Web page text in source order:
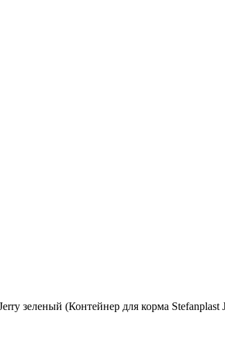
зеленый (Контейнер для корма Stefanplast